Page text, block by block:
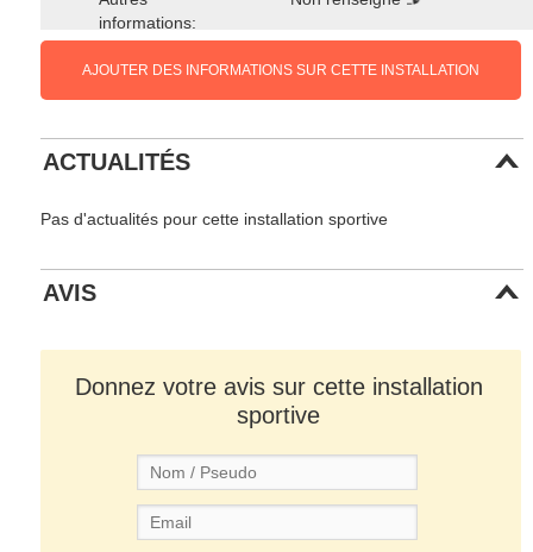
informations:
AJOUTER DES INFORMATIONS SUR CETTE INSTALLATION
ACTUALITÉS
Pas d'actualités pour cette installation sportive
AVIS
Donnez votre avis sur cette installation
sportive